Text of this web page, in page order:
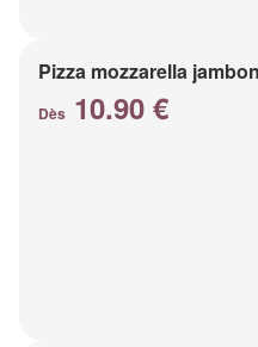
Pizza mozzarella jambon
Dès 10.90 €